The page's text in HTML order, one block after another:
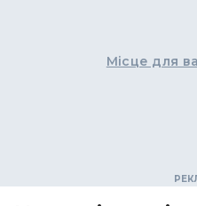
Місце для